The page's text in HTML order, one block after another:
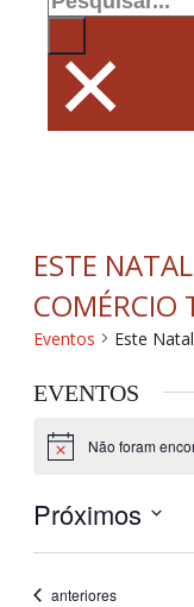
×
ESTE
COMÉRCIO
Eventos Este
EVENTOS
Aviso Não foram
Próximos
data.
Eventos
anteriores